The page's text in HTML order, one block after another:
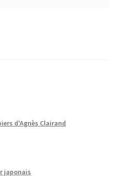
d'Agnès Clairand
japonais